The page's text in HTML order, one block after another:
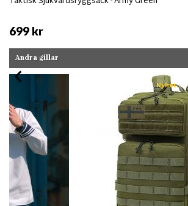
699 kr
Andra gillar
Nyhet